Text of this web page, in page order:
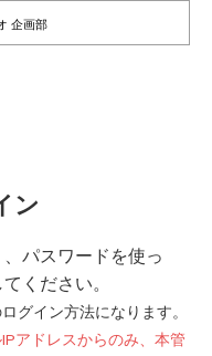
企画部
ン
パスワードを使っ
ください。
グイン方法になります。
アドレスからのみ、本管